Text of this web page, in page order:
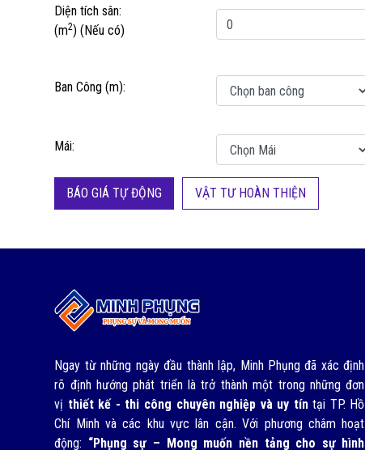
Diện tích sân:
(m2) (Nếu có)
Ban Công (m):
Mái:
BÁO GIÁ TỰ ĐỘNG VẬT TƯ HOÀN THIỆN
Ngay từ những ngày đầu thành lập, Minh Phụng đã xác định
rõ định hướng phát triển là trở thành một trong những đơn
vị thiết kế - thi công chuyên nghiệp và uy tíntại TP. Hồ
Chí Minh và các khu vực lân cận. Với phương châm hoạt
động: “Phụng sự – Mong muốn nền tảng cho sự hình